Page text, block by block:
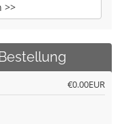
>>
€0.00EUR